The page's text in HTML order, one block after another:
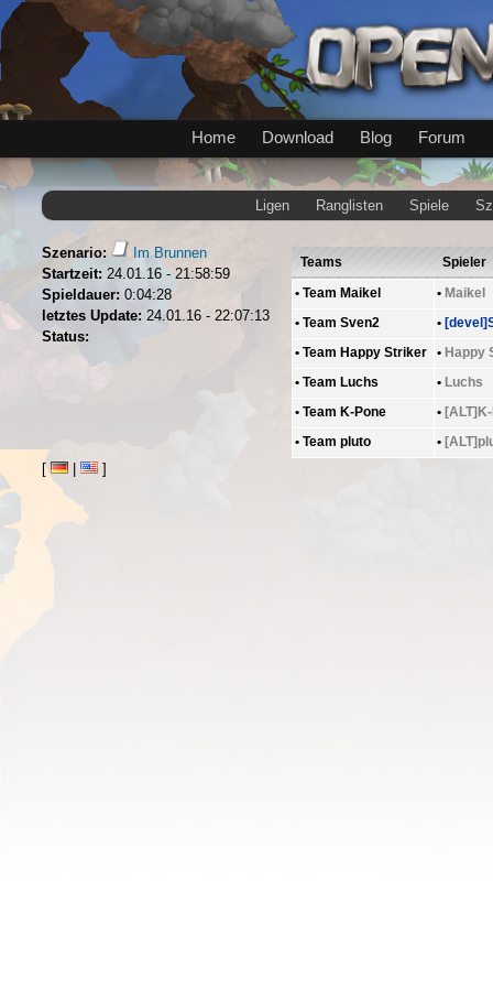
Home Download Blog Forum
Ligen Ranglisten Spiele
Szenario:
Im Brunnen
Startzeit: 24.01.16 - 21:58:59
Spieldauer: 0:04:28
letztes Update: 24.01.16 - 22:07:13
Status:
Teams
Spieler
• Team Maikel • Maikel
• Team Sven2 •
• Team Happy Striker • Happy
• Team Luchs • Luchs
• Team K-Pone •
• Team pluto •
[ ]